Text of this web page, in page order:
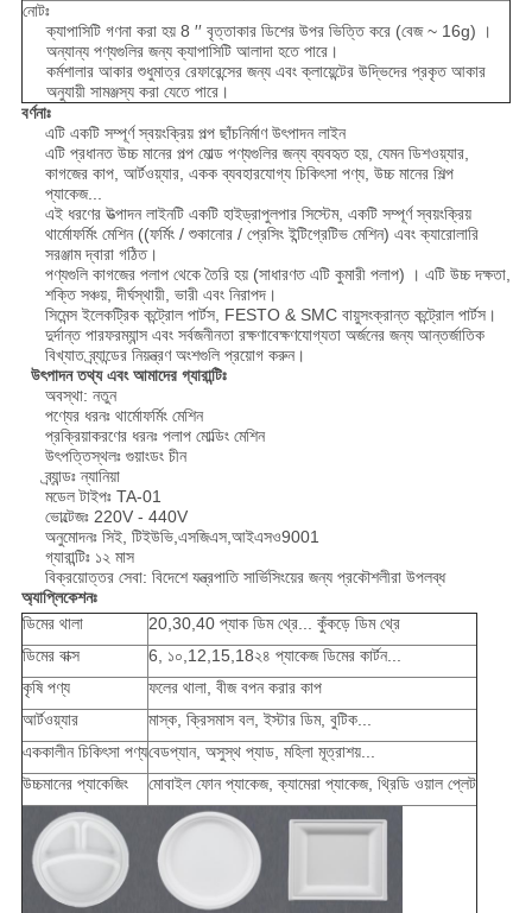
নোটঃ
ক্যাপাসিটি গণনা করা হয় 8 ′′ বৃত্তাকার ডিশের উপর ভিত্তি করে (বেজ ~ 16g) ।
অন্যান্য পণ্যগুলির জন্য ক্যাপাসিটি আলাদা হতে পারে।
কর্মশালার আকার শুধুমাত্র রেফারেন্সের জন্য এবং ক্লায়েন্টের উদ্ভিদের প্রকৃত আকার
অনুযায়ী সামঞ্জস্য করা যেতে পারে।
বর্ণনাঃ
এটি একটি সম্পূর্ণ স্বয়ংক্রিয় পল্প ছাঁচনির্মাণ উৎপাদন লাইন
এটি প্রধানত উচ্চ মানের পল্প মোল্ড পণ্যগুলির জন্য ব্যবহৃত হয়, যেমন ডিশওয়্যার,
কাগজের কাপ, আর্টওয়্যার, একক ব্যবহারযোগ্য চিকিৎসা পণ্য, উচ্চ মানের শিল্প
প্যাকেজ...
এই ধরণের উত্পাদন লাইনটি একটি হাইড্রাপুলপার সিস্টেম, একটি সম্পূর্ণ স্বয়ংক্রিয়
থার্মোফর্মিং মেশিন ((ফর্মিং / শুকানোর / প্রেসিং ইন্টিগ্রেটিভ মেশিন) এবং ক্যারোলারি
সরঞ্জাম দ্বারা গঠিত।
পণ্যগুলি কাগজের পলাপ থেকে তৈরি হয় (সাধারণত এটি কুমারী পলাপ) । এটি উচ্চ দক্ষতা,
শক্তি সঞ্চয়, দীর্ঘস্থায়ী, ভারী এবং নিরাপদ।
সিমেন্স ইলেকট্রিক কন্ট্রোল পার্টস, FESTO & SMC বায়ুসংক্রান্ত কন্ট্রোল পার্টস।
দুর্দান্ত পারফরম্যান্স এবং সর্বজনীনতা রক্ষণাবেক্ষণযোগ্যতা অর্জনের জন্য আন্তর্জাতিক
বিখ্যাত ব্র্যান্ডের নিয়ন্ত্রণ অংশগুলি প্রয়োগ করুন।
উৎপাদন তথ্য এবং আমাদের গ্যারান্টিঃ
অবস্থা: নতুন
পণ্যের ধরনঃ থার্মোফর্মিং মেশিন
প্রক্রিয়াকরণের ধরনঃ পলাপ মোল্ডিং মেশিন
উৎপত্তিস্থলঃ গুয়াংডং চীন
ব্র্যান্ডঃ ন্যানিয়া
মডেল টাইপঃ TA-01
ভোল্টেজঃ 220V - 440V
অনুমোদনঃ সিই, টিইউভি,এসজিএস,আইএসও9001
গ্যারান্টিঃ ১২ মাস
বিক্রয়োত্তর সেবা: বিদেশে যন্ত্রপাতি সার্ভিসিংয়ের জন্য প্রকৌশলীরা উপলব্ধ
অ্যাপ্লিকেশনঃ
ডিমের থালা
20,30,40 প্যাক ডিম থ্রে... কুঁকড়ে ডিম থ্রে
ডিমের বাক্স
6, ১০,12,15,18২৪ প্যাকেজ ডিমের কার্টন...
কৃষি পণ্য
ফলের থালা, বীজ বপন করার কাপ
আর্টওয়্যার
মাস্ক, ক্রিসমাস বল, ইস্টার ডিম, বুটিক...
এককালীন চিকিৎসা পণ্যবেডপ্যান, অসুস্থ প্যাড, মহিলা মূত্রাশয়...
উচ্চমানের প্যাকেজিং
মোবাইল ফোন প্যাকেজ, ক্যামেরা প্যাকেজ, থ্রিডি ওয়াল প্লেট